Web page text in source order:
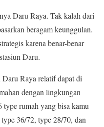
Daru Raya. Tak kalah dari
beragam keunggulan.
karena benar-benar
Daru.
Raya relatif dapat di
dengan lingkungan
type rumah yang bisa kamu
36/72, type 28/70, dan